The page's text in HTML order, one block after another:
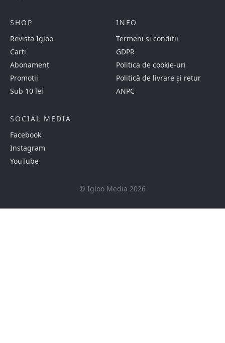
SHOP
Revista Igloo
Carti
Abonament
Promotii
Sub 10 lei
INFO
Termeni si conditii
GDPR
Politica de cookie-uri
Politică de livrare și retur
ANPC
SOCIAL MEDIA
Facebook
Instagram
YouTube
© Igloo Media 2026